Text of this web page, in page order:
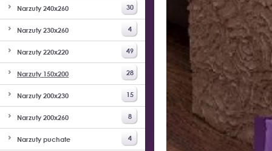
Narzuty 240x260 30
Narzuty 230x260 4
Narzuty 220x220 49
Narzuty 150x200 28
Narzuty 200x230 15
Narzuty 200x260 8
Narzuty puchate 4